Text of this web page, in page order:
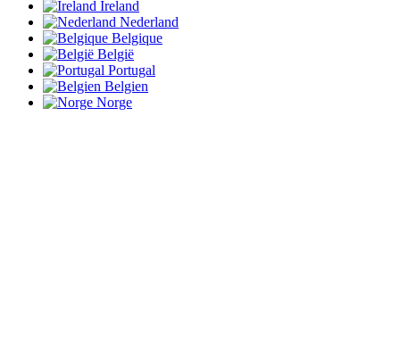
Ireland
Nederland
Belgique
België
Portugal
Belgien
Norge